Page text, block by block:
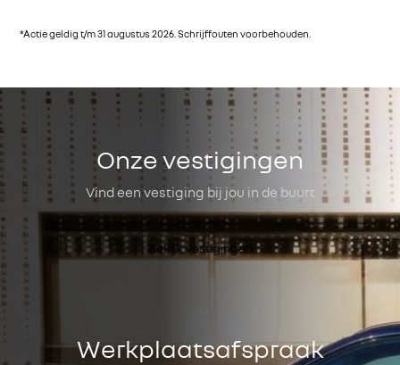
*Actie geldig t/m 31 augustus 2026. Schrijffouten voorbehouden.
Onze vestigingen
Vind een vestiging bij jou in de buurt
Bekijk vestigingen
Werkplaatsafspraak